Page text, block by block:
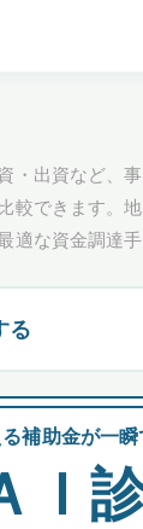
・出資など、
較できます。
適な資金調達
る
を含めて表
補助金が一
Ｉ